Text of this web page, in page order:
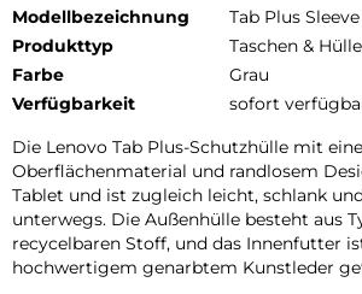
Modellbezeichnung
Tab Plus Sleeve
Produkttyp
Taschen &
Farbe
Grau
Verfügbarkeit
sofort
Die Lenovo Tab Plus-Schutzhülle mit
Oberflächenmaterial und randlosem
Tablet und ist zugleich leicht, schlank
unterwegs. Die Außenhülle besteht aus
recycelbaren Stoff, und das Innenfutter
hochwertigem genarbtem Kunstleder